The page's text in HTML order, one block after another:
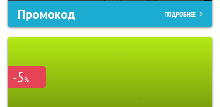
Промокод ПОДРОБНЕЕ
-5%